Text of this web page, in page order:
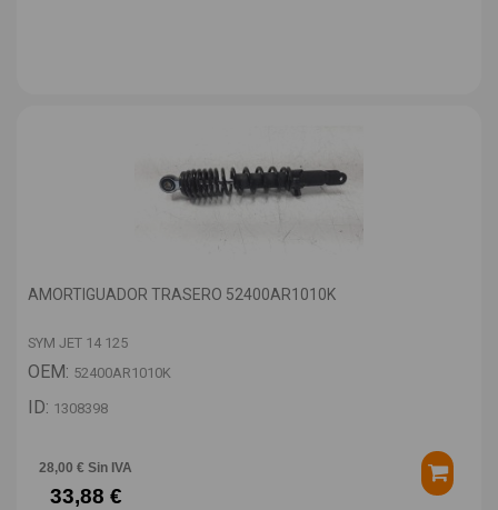
AMORTIGUADOR TRASERO 52400AR1010K
SYM JET 14 125
OEM: 52400AR1010K
ID: 1308398
28,00 € Sin IVA
33,88 €